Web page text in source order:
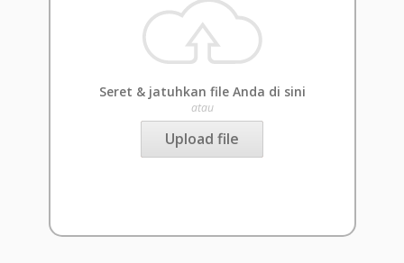
Seret & jatuhkan file Anda di sini
atau
Upload file